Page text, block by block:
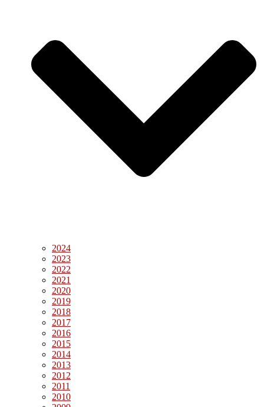
2024
2023
2022
2021
2020
2019
2018
2017
2016
2015
2014
2013
2012
2011
2010